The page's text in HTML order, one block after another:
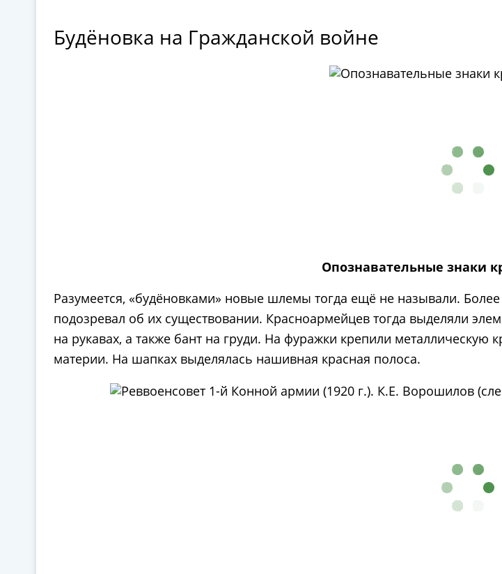
Будёновка на Гражданской войне
Опознавательные знаки
Разумеется, «будёновками» новые шлемы тогда ещё не называли.
подозревал об их существовании. Красноармейцев тогда выделяли
на рукавах, а также бант на груди. На фуражки крепили металлическую
материи. На шапках выделялась нашивная красная полоса.